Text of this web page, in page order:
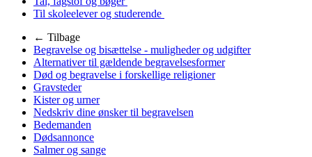
Til skoleelever og studerende
← Tilbage
Begravelse og bisættelse - muligheder og udgifter
Alternativer til gældende begravelsesformer
Død og begravelse i forskellige religioner
Gravsteder
Kister og urner
Nedskriv dine ønsker til begravelsen
Bedemanden
Dødsannonce
Salmer og sange